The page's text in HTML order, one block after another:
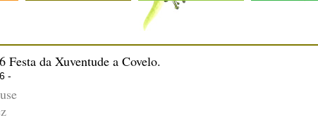
Festa da Xuventude a Covelo.
-